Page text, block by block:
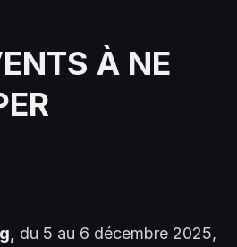
À NE
du 5 au 6 décembre 2025,